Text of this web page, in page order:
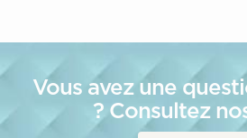
Vous avez une
? Consultez